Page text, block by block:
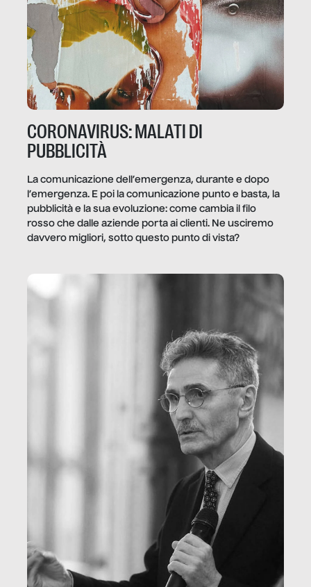
CORONAVIRUS: MALATI DI
PUBBLICITÀ
La comunicazione dell’emergenza, durante e dopo
l’emergenza. E poi la comunicazione punto e basta, la
pubblicità e la sua evoluzione: come cambia il filo
rosso che dalle aziende porta ai clienti. Ne usciremo
davvero migliori, sotto questo punto di vista?